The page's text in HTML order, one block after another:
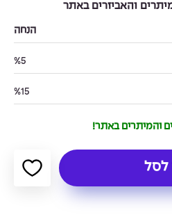
והאביזרים באתר
הנחה
%5
%15
והמיתרים באתר!
לסל